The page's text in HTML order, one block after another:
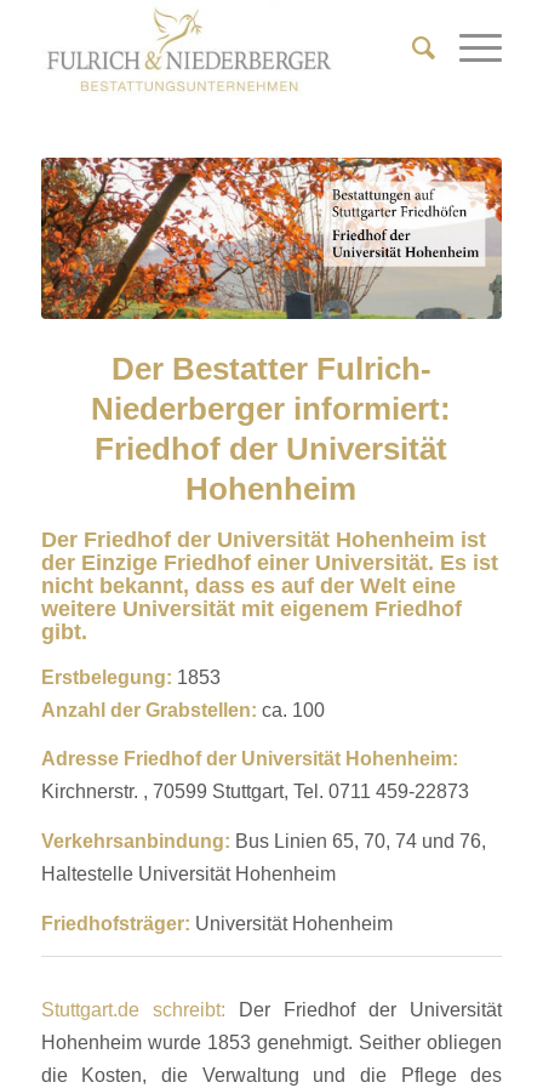
Der Bestatter Fulrich-
Niederberger informiert:
Friedhof der Universität
Hohenheim
Der Friedhof der Universität Hohenheim ist
der Einzige Friedhof einer Universität. Es ist
nicht bekannt, dass es auf der Welt eine
weitere Universität mit eigenem Friedhof
gibt.
Erstbelegung: 1853
Anzahl der Grabstellen: ca. 100
Adresse Friedhof der Universität Hohenheim:
Kirchnerstr. , 70599 Stuttgart, Tel. 0711 459-22873
Verkehrsanbindung: Bus Linien 65, 70, 74 und 76,
Haltestelle Universität Hohenheim
Friedhofsträger: Universität Hohenheim
Stuttgart.de schreibt:
Der Friedhof der Universität
Hohenheim wurde 1853 genehmigt. Seither obliegen
die Kosten, die Verwaltung und die Pflege des